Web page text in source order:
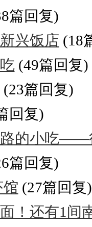
篇回复)
兴饭店 (18
(49篇回复)
(23篇回复)
回复)
的小吃——
篇回复)
馆 (27篇回复)
！还有1间